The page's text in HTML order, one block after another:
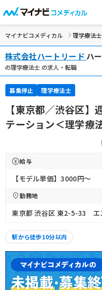
マイナビコメディカル 理学療法士
株式会社ハートリード ハ
の理学療法士 の求人・転職
募集停止 理学療法士
【東京都／渋谷区
テーション＜理学療
給与
【モデル単価】3000円〜
勤務地
東京都 渋谷区 東2-5-33 エ
駅から徒歩10分以内